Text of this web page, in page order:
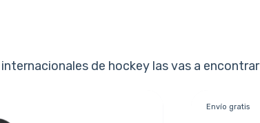
de hockey las vas a
Envío gratis